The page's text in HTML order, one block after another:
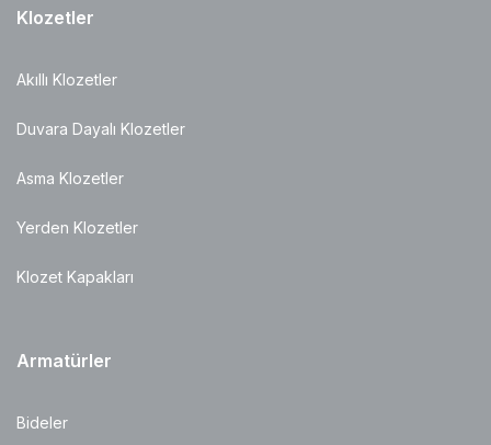
Klozetler
Akıllı Klozetler
Duvara Dayalı Klozetler
Asma Klozetler
Yerden Klozetler
Klozet Kapakları
Armatürler
Bideler